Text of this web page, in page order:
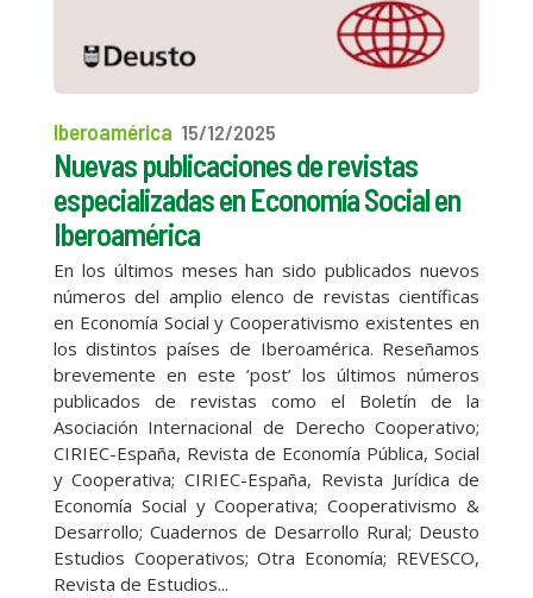
Iberoamérica 15/12/2025
Nuevas publicaciones de revistas
especializadas en Economía Social en
Iberoamérica
En los últimos meses han sido publicados nuevos
números del amplio elenco de revistas científicas
en Economía Social y Cooperativismo existentes en
los distintos países de Iberoamérica. Reseñamos
brevemente en este ‘post’ los últimos números
publicados de revistas como el Boletín de la
Asociación Internacional de Derecho Cooperativo;
CIRIEC-España, Revista de Economía Pública, Social
y Cooperativa; CIRIEC-España, Revista Jurídica de
Economía Social y Cooperativa; Cooperativismo &
Desarrollo; Cuadernos de Desarrollo Rural; Deusto
Estudios Cooperativos; Otra Economía; REVESCO,
Revista de Estudios...